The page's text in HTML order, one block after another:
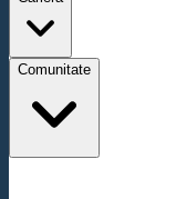
Comunitate